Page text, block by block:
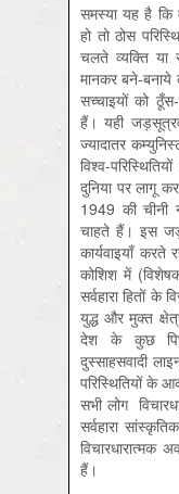
समस्या यह है कि
हो तो ठोस
चलते व्यक्ति या
मानकर बने-बनाये
सच्चाइयों को
हैं। यही
ज्यादातर
विश्व-
दुनिया पर लागू
1949 की चीनी
चाहते हैं। इस
कार्यवाइयाँ
कोशिश में
सर्वहारा हितों के
युद्ध और मुक्त
देश के कुछ
दुस्साहसवादी
परिस्थितियों
सभी लोग
सर्वहारा
हैं।